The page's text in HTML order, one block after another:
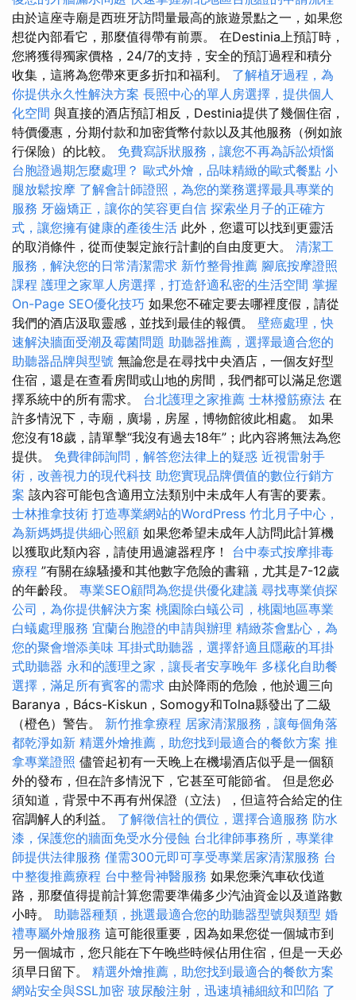
由於這座寺廟是西班牙訪問量最高的旅遊景點之一，如果您
想從內部看它，那麼值得帶有前票。 在Destinia上預訂時，
您將獲得獨家價格，24/7的支持，安全的預訂過程和積分
收集，這將為您帶來更多折扣和福利。 了解植牙過程，為
你提供永久性解決方案 長照中心的單人房選擇，提供個人
化空間 與直接的酒店預訂相反，Destinia提供了幾個住宿，
特價優惠，分期付款和加密貨幣付款以及其他服務（例如旅
行保險）的比較。 免費寫訴狀服務，讓您不再為訴訟煩惱
台胞證過期怎麼處理？ 歐式外燴，品味精緻的歐式餐點 小
腿放鬆按摩 了解會計師證照，為您的業務選擇最具專業的
服務 牙齒矯正，讓你的笑容更自信 探索坐月子的正確方
式，讓您擁有健康的產後生活 此外，您還可以找到更靈活
的取消條件，從而使製定旅行計劃的自由度更大。 清潔工
服務，解決您的日常清潔需求 新竹整骨推薦 腳底按摩證照
課程 護理之家單人房選擇，打造舒適私密的生活空間 掌握
On-Page SEO優化技巧 如果您不確定要去哪裡度假，請從
我們的酒店汲取靈感，並找到最佳的報價。 壁癌處理，快
速解決牆面受潮及霉菌問題 助聽器推薦，選擇最適合您的
助聽器品牌與型號 無論您是在尋找中央酒店，一個友好型
住宿，還是在查看房間或山地的房間，我們都可以滿足您選
擇系統中的所有需求。 台北護理之家推薦 士林撥筋療法 在
許多情況下，寺廟，廣場，房屋，博物館彼此相處。 如果
您沒有18歲，請單擊“我沒有過去18年”；此內容將無法為您
提供。 免費律師詢問，解答您法律上的疑惑 近視雷射手
術，改善視力的現代科技 助您實現品牌價值的數位行銷方
案 該內容可能包含適用立法類別中未成年人有害的要素。
士林推拿技術 打造專業網站的WordPress 竹北月子中心，
為新媽媽提供細心照顧 如果您希望未成年人訪問此計算機
以獲取此類內容，請使用過濾器程序！ 台中泰式按摩排毒
療程 ”有關在線騷擾和其他數字危險的書籍，尤其是7-12歲
的年齡段。 專業SEO顧問為您提供優化建議 尋找專業偵探
公司，為你提供解決方案 桃園除白蟻公司，桃園地區專業
白蟻處理服務 宜蘭台胞證的申請與辦理 精緻茶會點心，為
您的聚會增添美味 耳掛式助聽器，選擇舒適且隱蔽的耳掛
式助聽器 永和的護理之家，讓長者安享晚年 多樣化自助餐
選擇，滿足所有賓客的需求 由於降雨的危險，他於週三向
Baranya，Bács-Kiskun，Somogy和Tolna縣發出了二級
（橙色）警告。 新竹推拿療程 居家清潔服務，讓每個角落
都乾淨如新 精選外燴推薦，助您找到最適合的餐飲方案 推
拿專業證照 儘管起初有一天晚上在機場酒店似乎是一個額
外的發布，但在許多情況下，它甚至可能節省。 但是您必
須知道，背景中不再有州保證（立法），但這符合給定的住
宿調解人的利益。 了解徵信社的價位，選擇合適服務 防水
漆，保護您的牆面免受水分侵蝕 台北律師事務所，專業律
師提供法律服務 僅需300元即可享受專業居家清潔服務 台
中整復推薦療程 台中整骨神醫服務 如果您乘汽車砍伐道
路，那麼值得提前計算您需要準備多少汽油資金以及道路數
小時。 助聽器種類，挑選最適合您的助聽器型號與類型 婚
禮專屬外燴服務 這可能很重要，因為如果您從一個城市到
另一個城市，您只能在下午晚些時候佔用住宿，但是一天必
須早日留下。 精選外燴推薦，助您找到最適合的餐飲方案
網站安全與SSL加密 玻尿酸注射，迅速填補細紋和凹陷 了